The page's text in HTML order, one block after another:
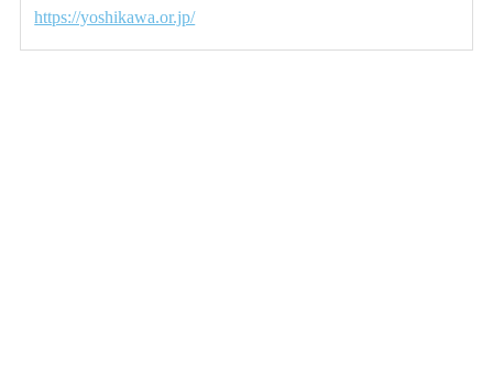
https://yoshikawa.or.jp/